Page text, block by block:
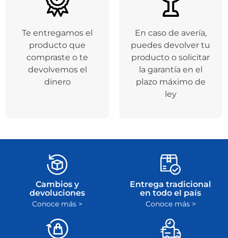
Te entregamos el
producto que
compraste o te
devolvemos el
dinero
En caso de avería,
puedes devolver tu
producto o solicitar
la garantía en el
plazo máximo de
ley
Cambios y
devoluciones
Conoce más >
Entrega tradicional
en todo el país
Conoce más >